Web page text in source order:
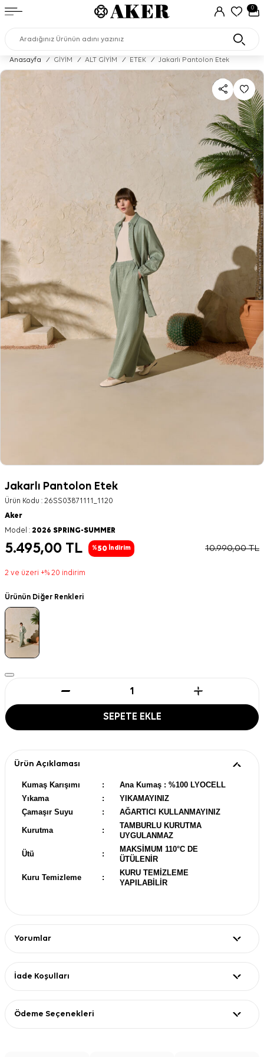
0
Anasayfa / GİYİM / ALT GİYİM / ETEK / Jakarlı Pantolon Etek
Jakarlı Pantolon Etek
Ürün Kodu : 26SS03871111_1120
Aker
Model : 2026 SPRING-SUMMER
5.495,00 TL %50 İndirim 10.990,00TL
2 ve üzeri +% 20 indirim
Ürünün Diğer Renkleri
SEPETE EKLE
Ürün Açıklaması
Kumaş Karışımı :
Ana Kumaş : %100 LYOCELL
Yıkama
:
YIKAMAYINIZ
Çamaşır Suyu
: AĞARTICI KULLANMAYINIZ
Kurutma :
TAMBURLU KURUTMA
UYGULANMAZ
Ütü :
MAKSİMUM 110°C DE
ÜTÜLENİR
Kuru Temizleme :
KURU TEMİZLEME
YAPILABİLİR
Yorumlar
İade Koşulları
Ödeme Seçenekleri